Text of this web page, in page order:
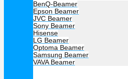
BenQ-Beamer
Epson Beamer
JVC Beamer
Sony Beamer
Hisense
LG Beamer
Optoma Beamer
Samsung Beamer
VAVA Beamer